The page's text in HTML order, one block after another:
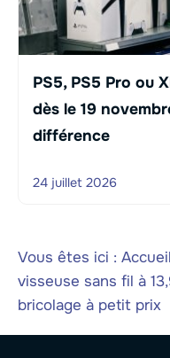
PS5, PS5 Pro ou
dès le 19
différence
24 juillet 2026
Vous êtes ici : Accueil
visseuse sans fil à
bricolage à petit prix